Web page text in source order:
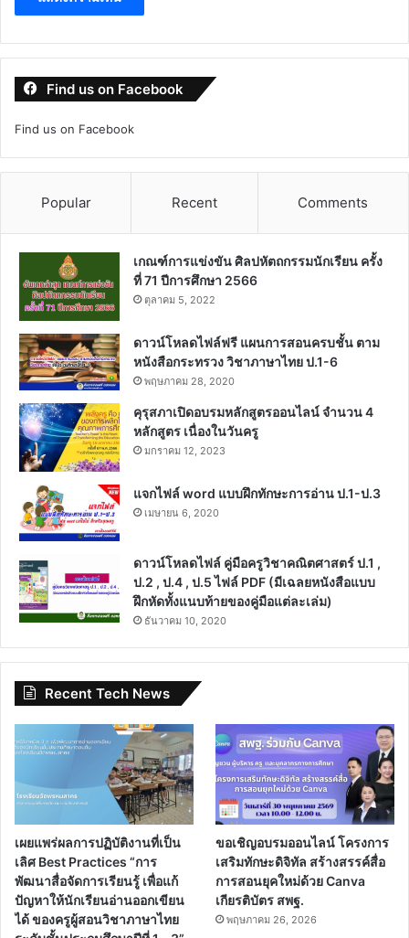
Find us on Facebook
Find us on Facebook
Popular Recent Comments
เกณฑ์การแข่งขัน ศิลปหัตถกรรมนักเรียน ครั้ง
ที่ 71 ปีการศึกษา 2566
ตุลาคม 5, 2022
ดาวน์โหลดไฟล์ฟรี แผนการสอนครบชั้น ตาม
หนังสือกระทรวง วิชาภาษาไทย ป.1-6
พฤษภาคม 28, 2020
คุรุสภาเปิดอบรมหลักสูตรออนไลน์ จำนวน 4
หลักสูตร เนื่องในวันครู
มกราคม 12, 2023
แจกไฟล์ word แบบฝึกทักษะการอ่าน ป.1-ป.3
เมษายน 6, 2020
ดาวน์โหลดไฟล์ คู่มือครูวิชาคณิตศาสตร์ ป.1 ,
ป.2 , ป.4 , ป.5 ไฟล์ PDF (มีเฉลยหนังสือแบบ
ฝึกหัดทั้งแนบท้ายของคู่มือแต่ละเล่ม)
ธันวาคม 10, 2020
Recent Tech News
เผยแพร่ผลการปฏิบัติงานที่เป็น
เลิศ Best Practices “การ
พัฒนาสื่อจัดการเรียนรู้ เพื่อแก้
ปัญหาให้นักเรียนอ่านออกเขียน
ได้ ของครูผู้สอนวิชาภาษาไทย
ขอเชิญอบรมออนไลน์ โครงการ
เสริมทักษะดิจิทัล สร้างสรรค์สื่อ
การสอนยุคใหม่ด้วย Canva
เกียรติบัตร สพฐ.
พฤษภาคม 26, 2026